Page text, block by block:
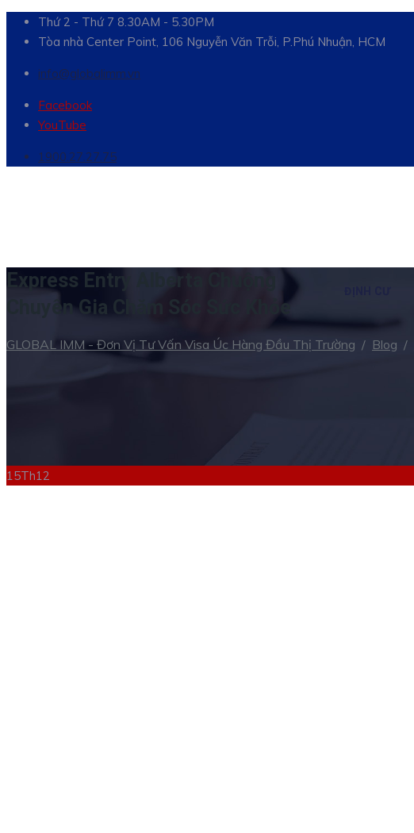
Thứ 2 - Thứ 7 8.30AM - 5.30PM
Tòa nhà Center Point, 106 Nguyễn Văn Trỗi, P.Phú Nhuận, HCM
info@globalimm.vn
Facebook
YouTube
1900.27.27.75
Express Entry Alberta Chuộng
Chuyên Gia Chăm Sóc Sức Khỏe
GLOBAL IMM - Đơn Vị Tư Vấn Visa Úc Hàng Đầu Thị Trường / Blog /
15Th12